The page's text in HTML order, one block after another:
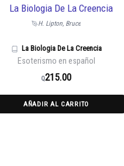
H. Lipton, Bruce
La Biologia De La Creencia
Esoterismo en español
Q215.00
AÑADIR AL CARRITO